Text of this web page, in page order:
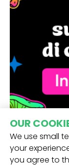
OUR
We use small
your
you agree to